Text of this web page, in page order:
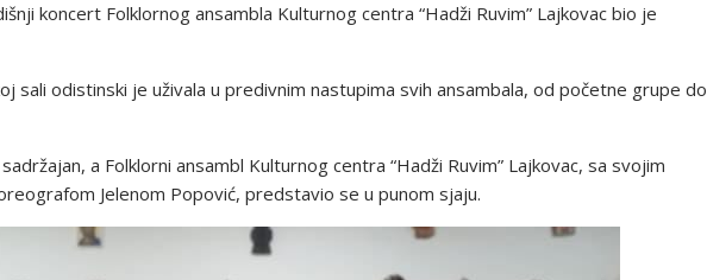
koncert Folklornog ansambla Kulturnog centra “Hadži Ruvim” Lajkovac bio je
sali odistinski je uživala u predivnim nastupima svih ansambala, od početne grupe do
a Folklorni ansambl Kulturnog centra “Hadži Ruvim” Lajkovac, sa svojim
Jelenom Popović, predstavio se u punom sjaju.